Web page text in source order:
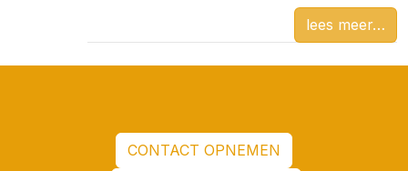
lees meer
CONTACT OPNEMEN